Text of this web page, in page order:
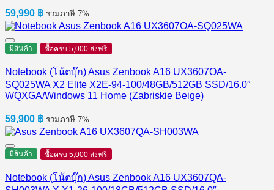
59,990 ฿ รวมภาษี 7%
มีสินค้า ซื้อครบ 5,000 ส่งฟรี
Notebook (โน้ตบุ๊ก) Asus Zenbook A16 UX3607OA-
SQ025WA X2 Elite X2E-94-100/48GB/512GB SSD/16.0″
WQXGA/Windows 11 Home (Zabriskie Beige)
59,900 ฿ รวมภาษี 7%
มีสินค้า ซื้อครบ 5,000 ส่งฟรี
Notebook (โน้ตบุ๊ก) Asus Zenbook A16 UX3607QA-